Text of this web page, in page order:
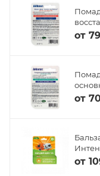
от
от
от